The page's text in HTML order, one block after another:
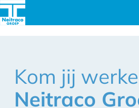
Groep
Kom jij
Neitraco